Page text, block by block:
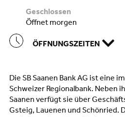
geschlossen
öffnet morgen
ÖFFNUNGSZEITEN
Die SB Saanen Bank AG ist eine
Schweizer Regionalbank. Neben
Saanen verfügt sie über
Gsteig, Lauenen und Schönried.